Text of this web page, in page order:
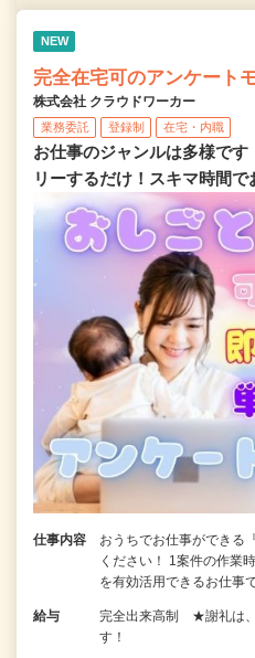
NEW
完全在宅可のアンケート
株式会社 クラウドワーカー
業務委託 登録制 在宅・内職
お仕事のジャンルは多様です
リーするだけ！スキマ時間で
仕事内容
おうちでお仕事ができる
ください！ 1案件の作業
を有効活用できるお仕
給与
完全出来高制 ★謝礼は、
す！